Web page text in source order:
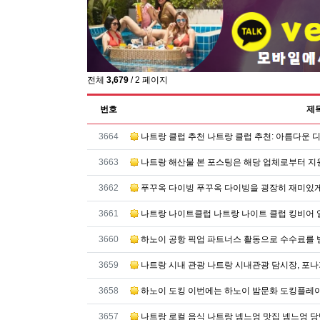
전체 3,679 / 2 페이지
번호 제
번호
3664 나트랑 클럽 추천 나트랑 클럽 추천: 아름다운
번호
3663 나트랑 해산물 본 포스팅은 해당 업체로부터 지
번호
3662 푸꾸옥 다이빙 푸꾸옥 다이빙을 굉장히 재미있
번호
3661 나트랑 나이트클럽 나트랑 나이트 클럽 킹비어
번호
3660 하노이 공항 픽업 파트너스 활동으로 수수료를
번호
3659 나트랑 시내 관광 나트랑 시내관광 담시장, 포
번호
3658 하노이 도킹 이번에는 하노이 밤문화 도킹플레
번호
3657 나트랑 로컬 음식 나트랑 넴느엉 맛집 넴느엉